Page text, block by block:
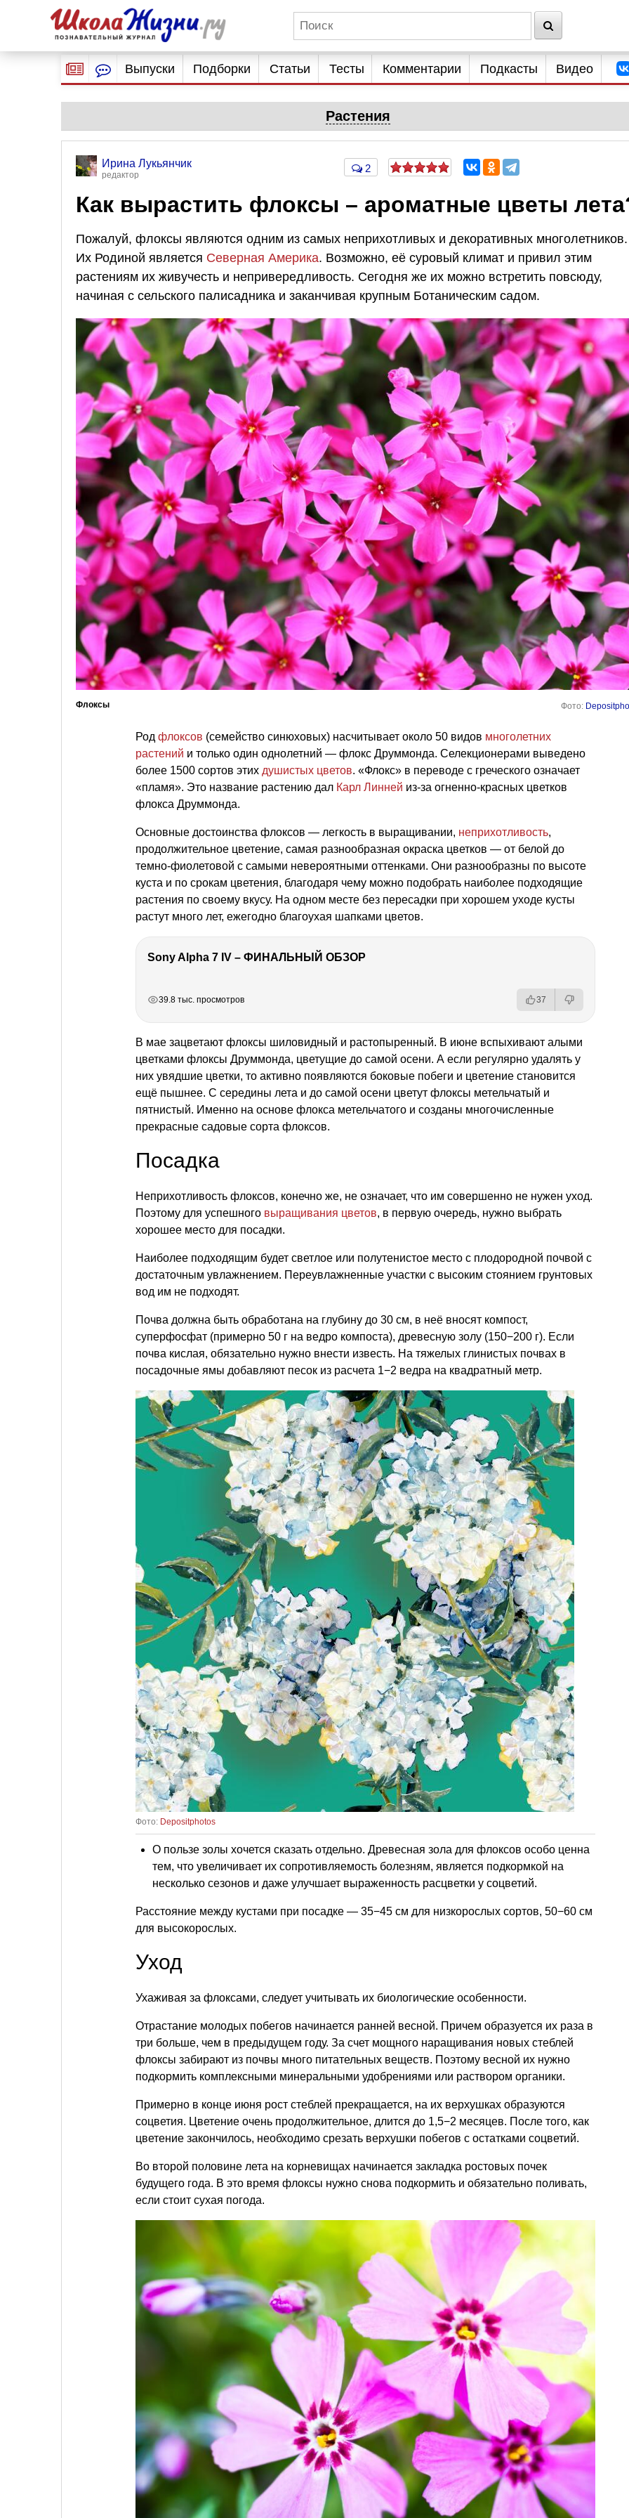
Выпуски Подборки Статьи Тесты Комментарии Подкасты Видео
Растения
Ирина Лукьянчик
редактор
2
Как вырастить флоксы – ароматные цветы
Пожалуй, флоксы являются одним из самых неприхотливых и декоративных многолетников.
Их Родиной является Северная Америка. Возможно, её суровый климат и привил этим
растениям их живучесть и непривередливость. Сегодня же их можно встретить повсюду,
начиная с сельского палисадника и заканчивая крупным Ботаническим садом.
Флоксы Фото:
Род флоксов (семейство синюховых) насчитывает около 50 видов многолетних
растений и только один однолетний — флокс Друммонда. Селекционерами выведено
более 1500 сортов этих душистых цветов. «Флокс» в переводе с греческого означает
«пламя». Это название растению дал Карл Линней из-за огненно-красных цветков
флокса Друммонда.
Основные достоинства флоксов — легкость в выращивании, неприхотливость,
продолжительное цветение, самая разнообразная окраска цветков — от белой до
темно-фиолетовой с самыми невероятными оттенками. Они разнообразны по высоте
куста и по срокам цветения, благодаря чему можно подобрать наиболее подходящие
растения по своему вкусу. На одном месте без пересадки при хорошем уходе кусты
растут много лет, ежегодно благоухая шапками цветов.
Sony Alpha 7 IV – ФИНАЛЬНЫЙ ОБЗОР
39.8 тыс. просмотров 37
В мае зацветают флоксы шиловидный и растопыренный. В июне вспыхивают алыми
цветками флоксы Друммонда, цветущие до самой осени. А если регулярно удалять у
них увядшие цветки, то активно появляются боковые побеги и цветение становится
ещё пышнее. С середины лета и до самой осени цветут флоксы метельчатый и
пятнистый. Именно на основе флокса метельчатого и созданы многочисленные
прекрасные садовые сорта флоксов.
Посадка
Неприхотливость флоксов, конечно же, не означает, что им совершенно не нужен уход.
Поэтому для успешного выращивания цветов, в первую очередь, нужно выбрать
хорошее место для посадки.
Наиболее подходящим будет светлое или полутенистое место с плодородной почвой с
достаточным увлажнением. Переувлажненные участки с высоким стоянием грунтовых
вод им не подходят.
Почва должна быть обработана на глубину до 30 см, в неё вносят компост,
суперфосфат (примерно 50 г на ведро компоста), древесную золу (150−200 г). Если
почва кислая, обязательно нужно внести известь. На тяжелых глинистых почвах в
посадочные ямы добавляют песок из расчета 1−2 ведра на квадратный метр.
Фото: Depositphotos
О пользе золы хочется сказать отдельно. Древесная зола для флоксов особо ценна
тем, что увеличивает их сопротивляемость болезням, является подкормкой на
несколько сезонов и даже улучшает выраженность расцветки у соцветий.
Расстояние между кустами при посадке — 35−45 см для низкорослых сортов, 50−60 см
для высокорослых.
Уход
Ухаживая за флоксами, следует учитывать их биологические особенности.
Отрастание молодых побегов начинается ранней весной. Причем образуется их раза в
три больше, чем в предыдущем году. За счет мощного наращивания новых стеблей
флоксы забирают из почвы много питательных веществ. Поэтому весной их нужно
подкормить комплексными минеральными удобрениями или раствором органики.
Примерно в конце июня рост стеблей прекращается, на их верхушках образуются
соцветия. Цветение очень продолжительное, длится до 1,5−2 месяцев. После того, как
цветение закончилось, необходимо срезать верхушки побегов с остатками соцветий.
Во второй половине лета на корневищах начинается закладка ростовых почек
будущего года. В это время флоксы нужно снова подкормить и обязательно поливать,
если стоит сухая погода.